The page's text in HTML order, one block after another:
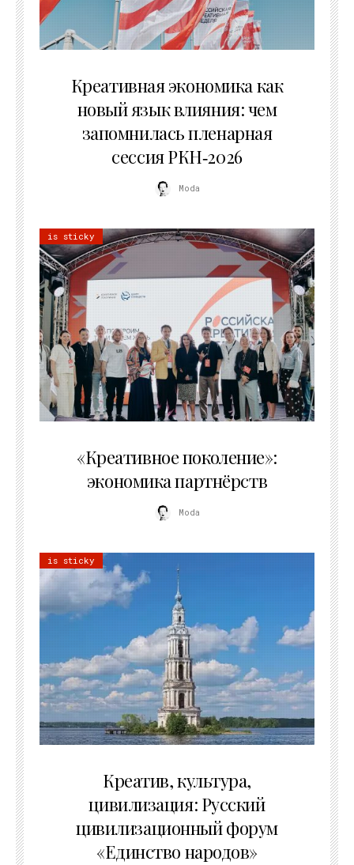
Креативная экономика как
новый язык влияния: чем
запомнилась пленарная
сессия РКН‑2026
Moda
is sticky
«Креативное поколение»:
экономика партнёрств
Moda
is sticky
Креатив, культура,
цивилизация: Русский
цивилизационный форум
«Единство народов»